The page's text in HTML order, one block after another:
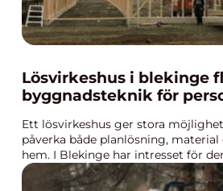
Lösvirkeshus i blekinge flexibel
byggnadsteknik för
Ett lösvirkeshus ger stora
påverka både planlösning,
hem. I Blekinge har intresset för